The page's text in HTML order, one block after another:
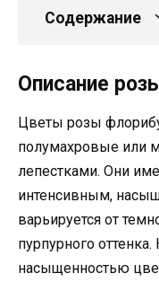
Содержание
Описание
Цветы розы
полумахровые или
лепестками. Они
интенсивным,
варьируется от
пурпурного
насыщенностью